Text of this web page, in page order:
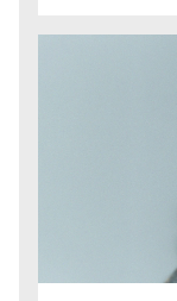
ges på rätt sätt,
utan också att